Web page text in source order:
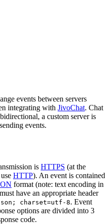
events between servers
integrating with JivoChat. Chat
a custom server is
events.
is HTTPS (at the
HTTP). An event is contained
format (note: text encoding in
have an appropriate header
charset=utf-8. Event
options are divided into 3
code.